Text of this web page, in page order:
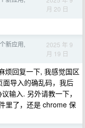
月 20 日
新应用,
2025 年 9
月 19 日
烦回复一下, 我感觉国区
导入的确乱码，我后
输入. 另外请教一下，
里了，还是 chrome 保